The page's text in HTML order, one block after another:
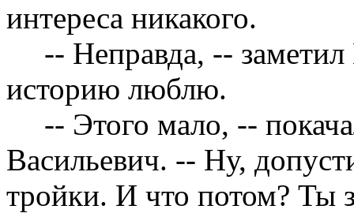
интереса никакого.
-- Неправда, --
историю люблю.
-- Этого мало, --
Васильевич. -- Ну,
тройки. И что потом? Ты